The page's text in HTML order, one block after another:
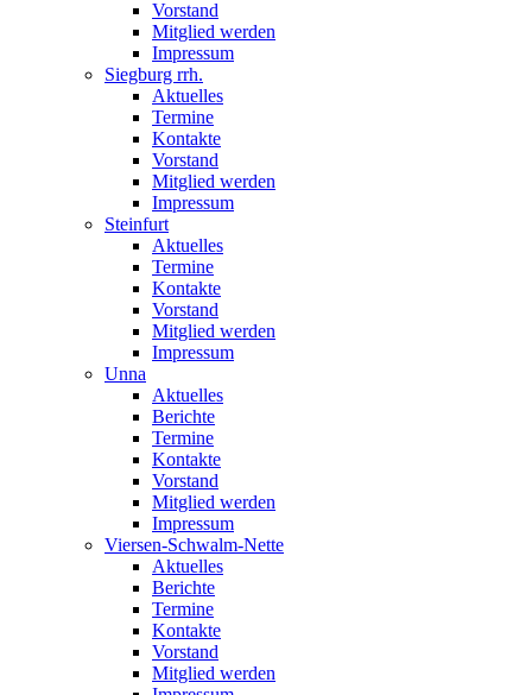
Vorstand
Mitglied werden
Impressum
Siegburg rrh.
Aktuelles
Termine
Kontakte
Vorstand
Mitglied werden
Impressum
Steinfurt
Aktuelles
Termine
Kontakte
Vorstand
Mitglied werden
Impressum
Unna
Aktuelles
Berichte
Termine
Kontakte
Vorstand
Mitglied werden
Impressum
Viersen-Schwalm-Nette
Aktuelles
Berichte
Termine
Kontakte
Vorstand
Mitglied werden